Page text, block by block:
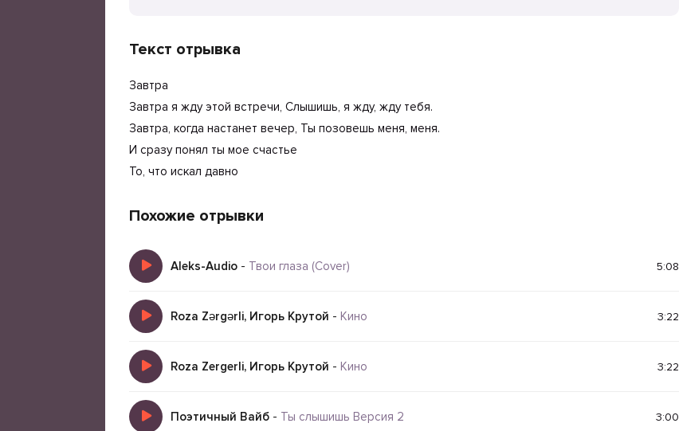
Текст отрывка
Завтра
Завтра я жду этой встречи, Слышишь, я жду, жду тебя.
Завтра, когда настанет вечер, Ты позовешь меня, меня.
И сразу понял ты мое счастье
То, что искал давно
Похожие отрывки
Aleks-Audio - Твои глаза (Cover) 5:08
Roza Zərgərli, Игорь Крутой - Кино 3:22
Roza Zergerli, Игорь Крутой - Кино 3:22
Поэтичный Вайб - Ты слышишь Версия 2 3:00